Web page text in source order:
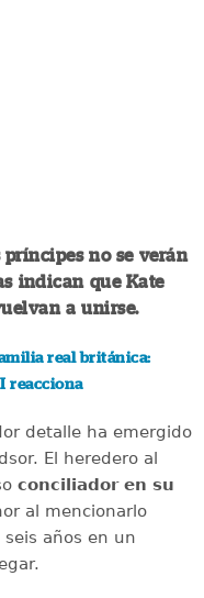
no se verán
indican que Kate
a unirse.
real británica:
reacciona
detalle ha emergido
El heredero al
conciliador en su
al mencionarlo
años en un